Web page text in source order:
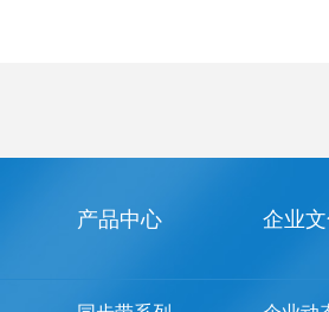
产品中心 企业